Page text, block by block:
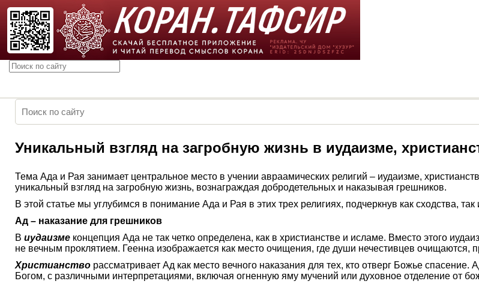
Уникальный взгляд на загробную жизнь в иудаизме,
Тема Ада и Рая занимает центральное место в учении авраамических религий – иудаизме,
уникальный взгляд на загробную жизнь, вознаграждая добродетельных и наказывая грешников.
В этой статье мы углубимся в понимание Ада и Рая в этих трех религиях, подчеркнув как сходства,
Ад – наказание для грешников
В иудаизме концепция Ада не так четко определена, как в христианстве и исламе. Вместо этого
не вечным проклятием. Геенна изображается как место очищения, где души нечестивцев очищаются,
Христианство рассматривает Ад как место вечного наказания для тех, кто отверг Божье
Богом, с различными интерпретациями, включая огненную яму мучений или духовное отделение от